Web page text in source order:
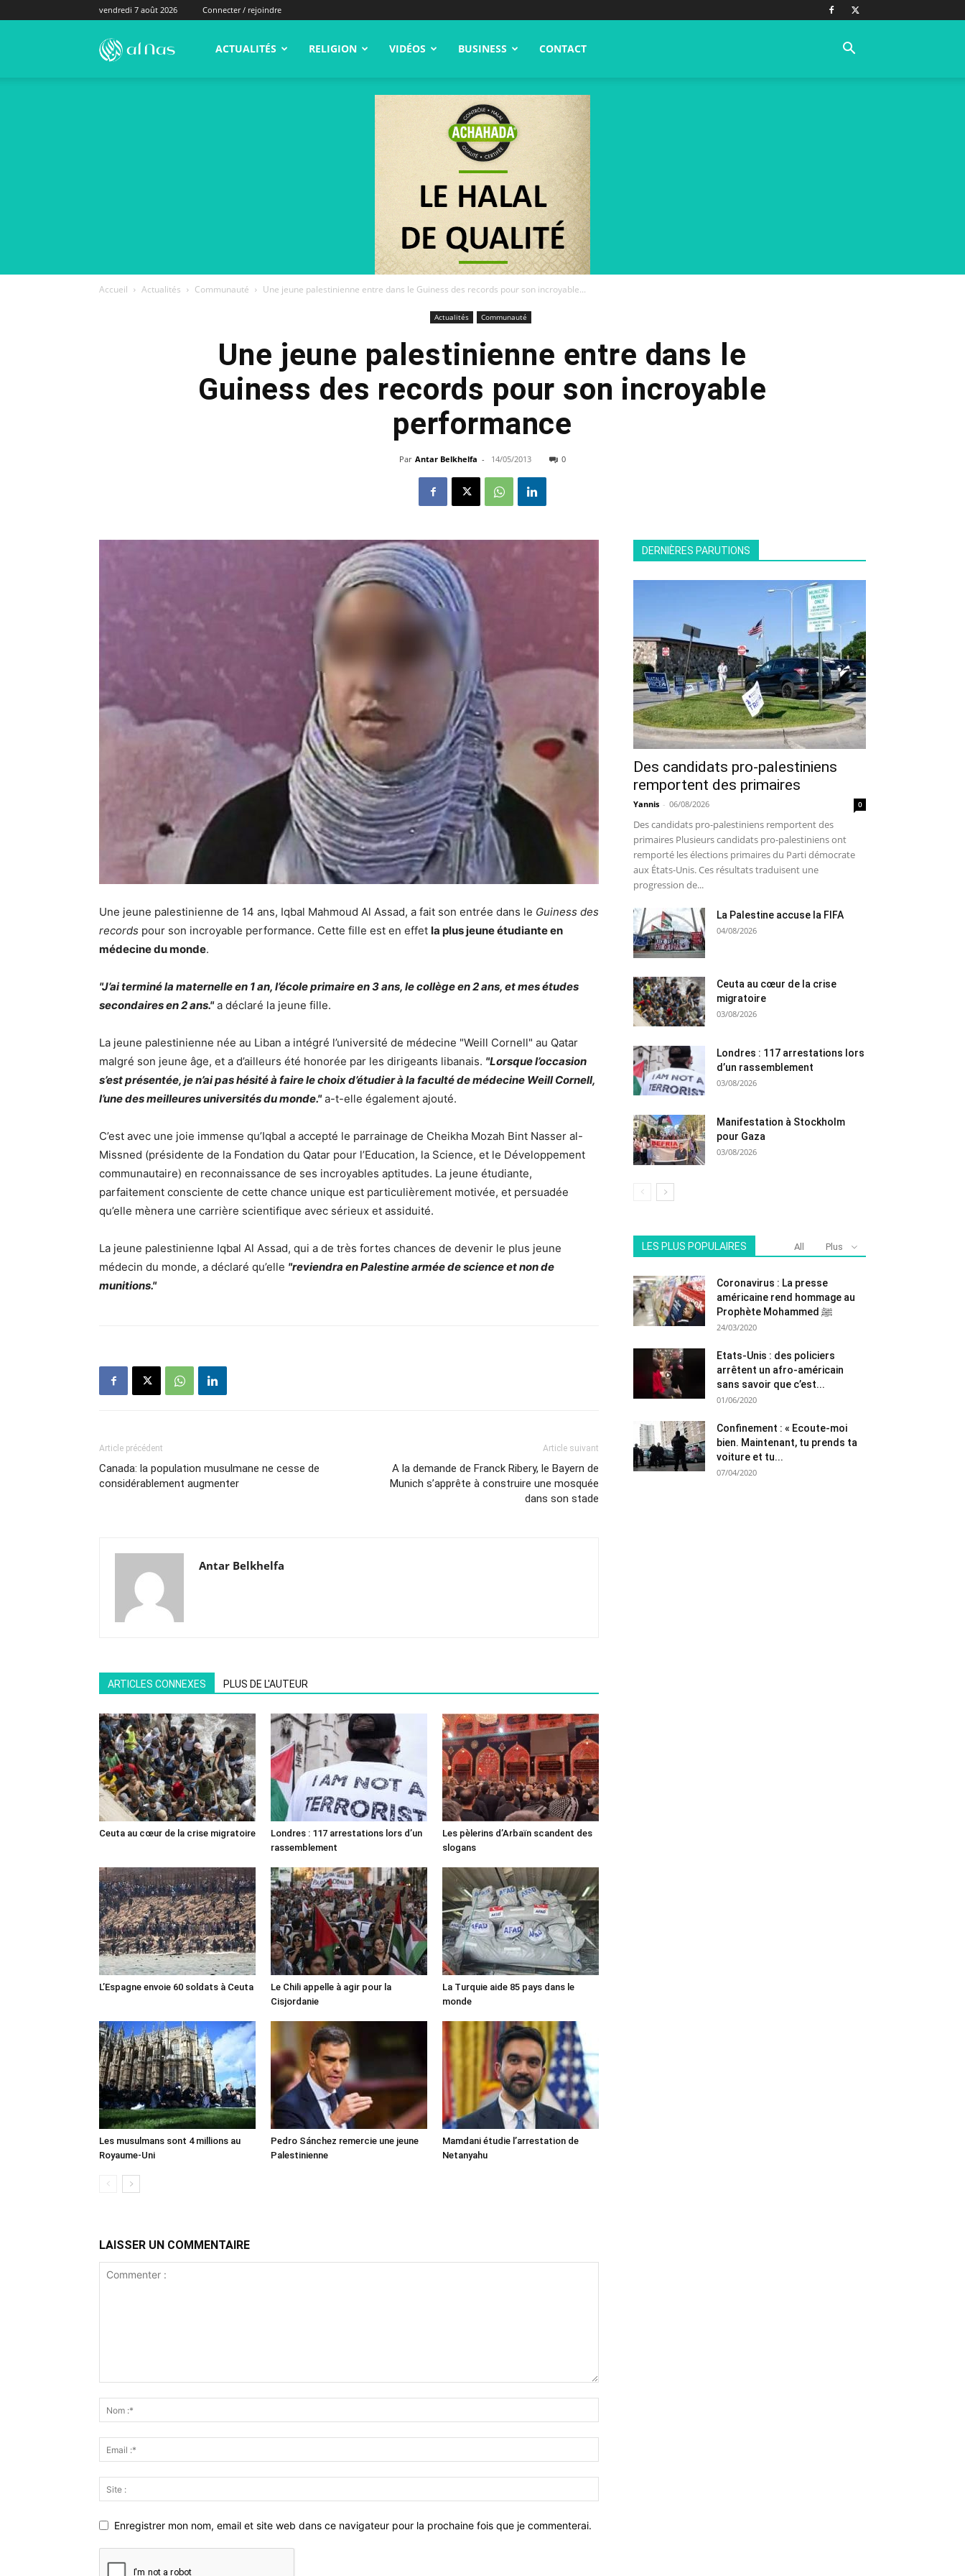
vendredi 7 août 2026 Connecter / rejoindre
alNas.fr ACTUALITÉS RELIGION VIDÉOS BUSINESS CONTACT
Accueil Actualités Communauté Une jeune palestinienne entre dans le Guiness des records pour son incroyable...
Actualités Communauté
Une jeune palestinienne entre dans le
Guiness des records pour son incroyable
performance
Par Antar Belkhelfa - 14/05/2013 0
Une jeune palestinienne de 14 ans, Iqbal Mahmoud Al Assad, a fait son entrée dans le Guiness des
records pour son incroyable performance. Cette fille est en effet la plus jeune étudiante en
médecine du monde.
"J’ai terminé la maternelle en 1 an, l’école primaire en 3 ans, le collège en 2 ans, et mes études
secondaires en 2 ans." a déclaré la jeune fille.
La jeune palestinienne née au Liban a intégré l’université de médecine "Weill Cornell" au Qatar
malgré son jeune âge, et a d’ailleurs été honorée par les dirigeants libanais. "Lorsque l’occasion
s’est présentée, je n’ai pas hésité à faire le choix d’étudier à la faculté de médecine Weill Cornell,
l’une des meilleures universités du monde." a-t-elle également ajouté.
C’est avec une joie immense qu’Iqbal a accepté le parrainage de Cheikha Mozah Bint Nasser al-
Missned (présidente de la Fondation du Qatar pour l’Education, la Science, et le Développement
communautaire) en reconnaissance de ses incroyables aptitudes. La jeune étudiante,
parfaitement consciente de cette chance unique est particulièrement motivée, et persuadée
qu’elle mènera une carrière scientifique avec sérieux et assiduité.
La jeune palestinienne Iqbal Al Assad, qui a de très fortes chances de devenir le plus jeune
médecin du monde, a déclaré qu’elle "reviendra en Palestine armée de science et non de
munitions."
Article précédent
Canada: la population musulmane ne cesse de
considérablement augmenter
Article suivant
A la demande de Franck Ribery, le Bayern de
Munich s’apprête à construire une mosquée
dans son stade
Antar Belkhelfa
ARTICLES CONNEXES PLUS DE L'AUTEUR
Ceuta au cœur de la crise migratoire
Londres : 117 arrestations lors d’un
rassemblement
Les pèlerins d’Arbaïn scandent des
slogans
L’Espagne envoie 60 soldats à Ceuta
Le Chili appelle à agir pour la
Cisjordanie
La Turquie aide 85 pays dans le
monde
Les musulmans sont 4 millions au
Royaume-Uni
Pedro Sánchez remercie une jeune
Palestinienne
Mamdani étudie l’arrestation de
Netanyahu
LAISSER UN COMMENTAIRE
Enregistrer mon nom, email et site web dans ce navigateur pour la prochaine fois que je commenterai.
DERNIÈRES PARUTIONS
Des candidats pro-palestiniens
remportent des primaires
Yannis - 06/08/2026 0
Des candidats pro-palestiniens remportent des
primaires Plusieurs candidats pro-palestiniens ont
remporté les élections primaires du Parti démocrate
aux États-Unis. Ces résultats traduisent une
progression de...
La Palestine accuse la FIFA
04/08/2026
Ceuta au cœur de la crise
migratoire
03/08/2026
Londres : 117 arrestations lors
d’un rassemblement
03/08/2026
Manifestation à Stockholm
pour Gaza
03/08/2026
LES PLUS POPULAIRES All Plus
Coronavirus : La presse
américaine rend hommage au
Prophète Mohammed ﷺ
24/03/2020
Etats-Unis : des policiers
arrêtent un afro-américain
sans savoir que c’est...
01/06/2020
Confinement : « Ecoute-moi
bien. Maintenant, tu prends ta
voiture et tu...
07/04/2020